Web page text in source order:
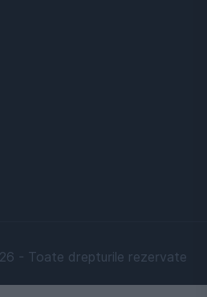
- Toate drepturile rezervate